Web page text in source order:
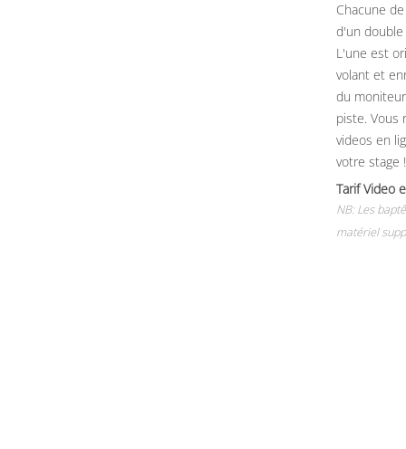
Chacune
d'un
L'une est
volant et
du
piste. Vous
videos en
votre stage !
Tarif Video
NB: Les
matériel